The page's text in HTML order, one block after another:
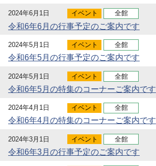
2024年6月1日 イベント 全館
令和6年6月の行事予定のご案内です
2024年5月1日 イベント 全館
令和6年5月の行事予定のご案内です
2024年5月1日 イベント 全館
令和6年5月の特集のコーナーご案内です
2024年4月1日 イベント 全館
令和6年4月の特集のコーナーご案内です
2024年3月1日 イベント 全館
令和6年3月の行事予定のご案内です